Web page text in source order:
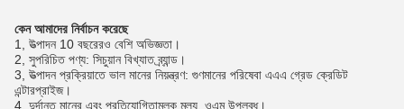
কেন আমাদের নির্বাচন করেছে
1, উত্পাদন 10 বছরেরও বেশি অভিজ্ঞতা।
2, সুপরিচিত পণ্য: সিচুয়ান বিখ্যাত ব্র্যান্ড।
3, উত্পাদন প্রক্রিয়াতে ভাল মানের নিয়ন্ত্রণ: গুণমানের পরিষেবা এএএ গ্রেড ক্রেডিট
এন্টারপ্রাইজ।
4, দুর্দান্ত মানের এবং প্রতিযোগিতামূলক মূল্য, ওএম উপলব্ধ।